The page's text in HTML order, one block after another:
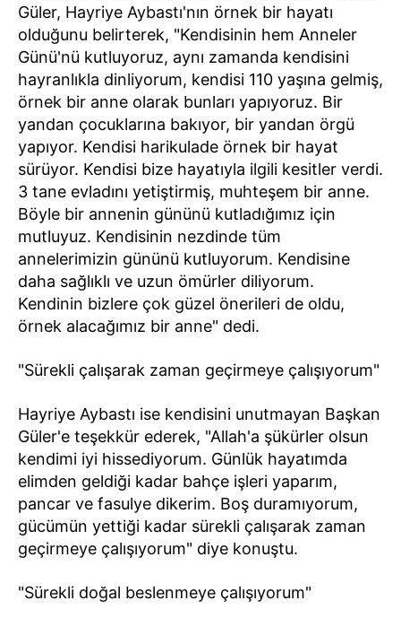
Güler, Hayriye Aybastı'nın örnek bir hayatı
olduğunu belirterek, "Kendisinin hem Anneler
Günü'nü kutluyoruz, aynı zamanda kendisini
hayranlıkla dinliyorum, kendisi 110 yaşına gelmiş,
örnek bir anne olarak bunları yapıyoruz. Bir
yandan çocuklarına bakıyor, bir yandan örgü
yapıyor. Kendisi harikulade örnek bir hayat
sürüyor. Kendisi bize hayatıyla ilgili kesitler verdi.
3 tane evladını yetiştirmiş, muhteşem bir anne.
Böyle bir annenin gününü kutladığımız için
mutluyuz. Kendisinin nezdinde tüm
annelerimizin gününü kutluyorum. Kendisine
daha sağlıklı ve uzun ömürler diliyorum.
Kendinin bizlere çok güzel önerileri de oldu,
örnek alacağımız bir anne" dedi.
"Sürekli çalışarak zaman geçirmeye çalışıyorum"
Hayriye Aybastı ise kendisini unutmayan Başkan
Güler'e teşekkür ederek, "Allah'a şükürler olsun
kendimi iyi hissediyorum. Günlük hayatımda
elimden geldiği kadar bahçe işleri yaparım,
pancar ve fasulye dikerim. Boş duramıyorum,
gücümün yettiği kadar sürekli çalışarak zaman
geçirmeye çalışıyorum" diye konuştu.
"Sürekli doğal beslenmeye çalışıyorum"